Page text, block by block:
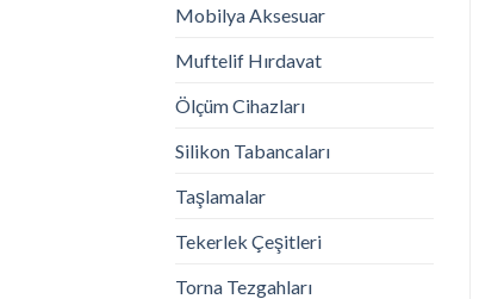
Mobilya Aksesuar
Muftelif Hırdavat
Ölçüm Cihazları
Silikon Tabancaları
Taşlamalar
Tekerlek Çeşitleri
Torna Tezgahları